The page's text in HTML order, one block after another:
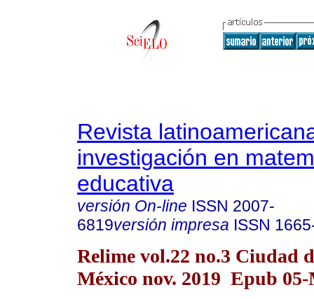
Revista
investigación en
educativa
versión On-line ISSN 2007-
6819versión impresa ISSN
Relime vol.22 no.3 Ciudad
México nov. 2019 Epub 05-